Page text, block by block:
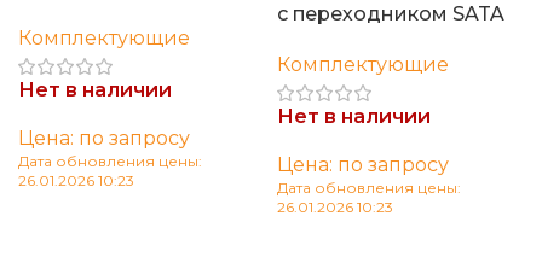
Комплектующие
Нет в наличии
Цена: по запросу
Дата обновления цены:
26.01.2026 10:23
с переходником SATA
Комплектующие
Нет в наличии
Цена: по запросу
Дата обновления цены:
26.01.2026 10:23